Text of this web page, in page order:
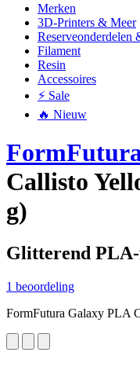
Merken
3D-Printers & Meer
Reserveonderdelen
Filament
Resin
Accessoires
⚡ Sale
🔥 Nieuw
Callisto
g)
Glitterend
1 beoordeling
FormFutura Galaxy PLA